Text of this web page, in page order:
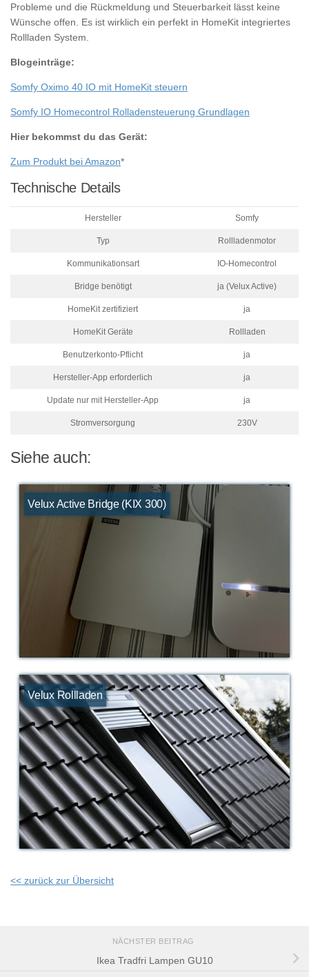
Probleme und die Rückmeldung und Steuerbarkeit lässt keine
Wünsche offen. Es ist wirklich ein perfekt in HomeKit integriertes
Rollladen System.
Blogeinträge:
Somfy Oximo 40 IO mit HomeKit steuern
Somfy IO Homecontrol Rolladensteuerung Grundlagen
Hier bekommst du das Gerät:
Zum Produkt bei Amazon*
Technische Details
Hersteller Somfy
Typ Rollladenmotor
Kommunikationsart IO-Homecontrol
Bridge benötigt ja (Velux Active)
HomeKit zertifiziert ja
HomeKit Geräte Rollladen
Benutzerkonto-Pflicht ja
Hersteller-App erforderlich ja
Update nur mit Hersteller-App ja
Stromversorgung 230V
Siehe auch:
Velux Active Bridge (KIX 300)
Velux Rollladen
<< zurück zur Übersicht
NÄCHSTER BEITRAG
Ikea Tradfri Lampen GU10